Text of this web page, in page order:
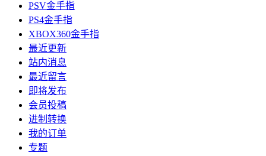
PSV金手指
PS4金手指
XBOX360金手指
最近更新
站内消息
最近留言
即将发布
会员投稿
进制转换
我的订单
专题